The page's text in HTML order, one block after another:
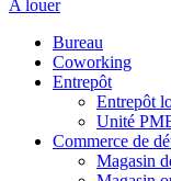
A louer
Bureau
Coworking
Entrepôt
Entrepôt
Unité
Commerce de
Magasin